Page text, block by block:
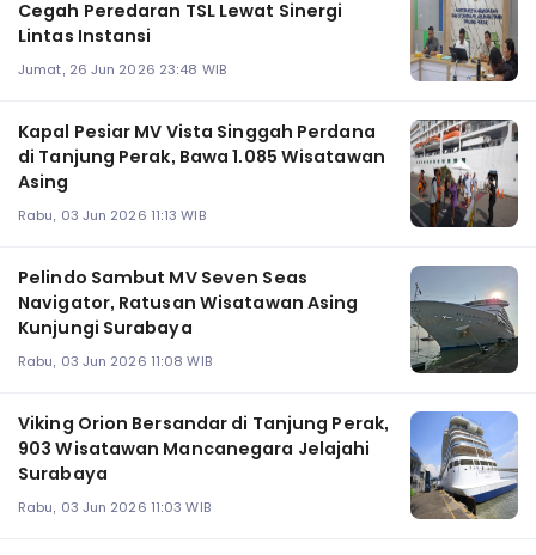
Cegah Peredaran TSL Lewat Sinergi
Lintas Instansi
Jumat, 26 Jun 2026 23:48 WIB
Kapal Pesiar MV Vista Singgah Perdana
di Tanjung Perak, Bawa 1.085 Wisatawan
Asing
Rabu, 03 Jun 2026 11:13 WIB
Pelindo Sambut MV Seven Seas
Navigator, Ratusan Wisatawan Asing
Kunjungi Surabaya
Rabu, 03 Jun 2026 11:08 WIB
Viking Orion Bersandar di Tanjung Perak,
903 Wisatawan Mancanegara Jelajahi
Surabaya
Rabu, 03 Jun 2026 11:03 WIB